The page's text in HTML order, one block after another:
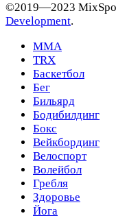
©2019—2023
Development.
MMA
TRX
Баскетбол
Бег
Бильярд
Бодибилдинг
Бокс
Вейкбординг
Велоспорт
Волейбол
Гребля
Здоровье
Йога